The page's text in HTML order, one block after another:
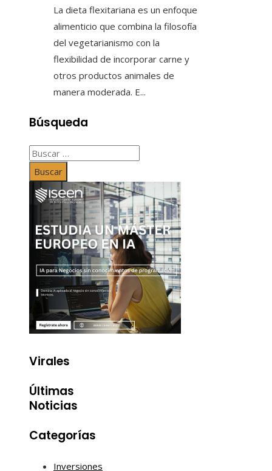
La dieta flexitariana es un enfoque
alimenticio que combina la filosofía
del vegetarianismo con la
flexibilidad de incorporar carne y
otros productos animales de
manera moderada. E...
Búsqueda
Buscar:
Virales
Últimas
Noticias
Categorías
Inversiones